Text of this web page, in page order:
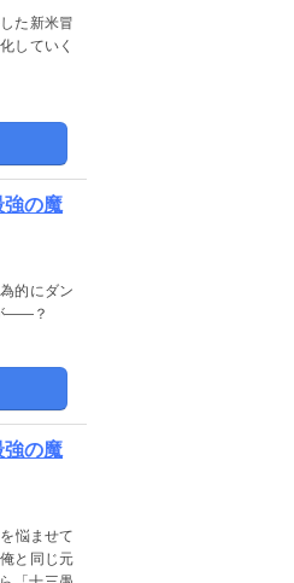
た新米冒
していく
強の魔
的にダン
――？
強の魔
悩ませて
と同じ元